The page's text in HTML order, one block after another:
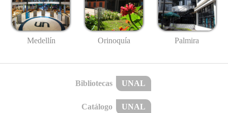
Medellín Orinoquía Palmira
Bibliotecas UNAL
Catálogo UNAL